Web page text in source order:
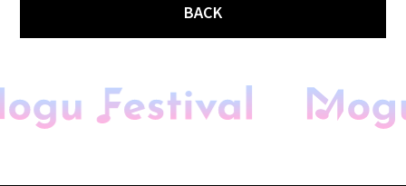
開催概要
会場マップ
BACK